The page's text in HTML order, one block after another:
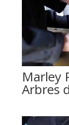
Marley
Arbres